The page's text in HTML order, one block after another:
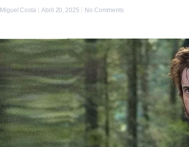
Miguel Costa Abril 20, 2025 No Comments